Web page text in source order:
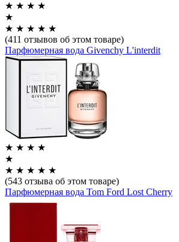
★ ★ ★ ★
★
★ ★ ★ ★ ★
(411 отзывов об этом товаре)
Парфюмерная вода Givenchy L'interdit
★ ★ ★ ★
★
★ ★ ★ ★ ★
(543 отзыва об этом товаре)
Парфюмерная вода Tom Ford Lost Cherry